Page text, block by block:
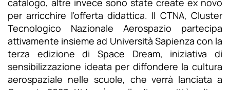
catalogo, altre invece sono state create ex novo
per arricchire l’offerta didattica. Il CTNA, Cluster
Tecnologico Nazionale Aerospazio partecipa
attivamente insieme ad Università Sapienza con la
terza edizione di Space Dream, iniziativa di
sensibilizzazione ideata per diffondere la cultura
aerospaziale nelle scuole, che verrà lanciata a